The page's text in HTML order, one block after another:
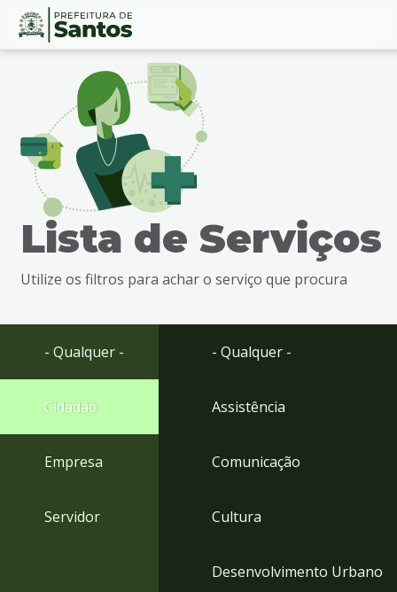
Ir
busca
Ir
rodapé
Conteúdo
Lista de Serviços
Utilize os filtros para achar o serviço que procura
- Qualquer -
Cidadão
Empresa
Servidor
- Qualquer -
Assistência
Comunicação
Cultura
Desenvolvimento Urbano